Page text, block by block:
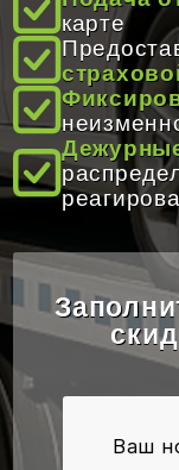
О НАС
ОТЗЫВЫ
КОНТАКТЫ
карте